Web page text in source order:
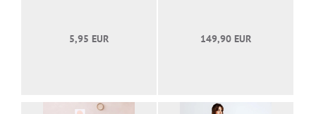
5,95 EUR 149,90 EUR